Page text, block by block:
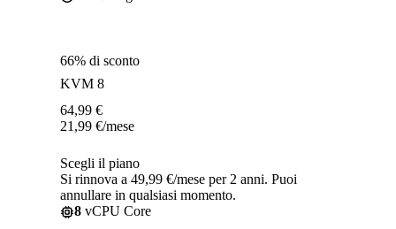
66% di sconto
KVM 8
64,99 €
21,99 €/mese
Scegli il piano
Si rinnova a 49,99 €/mese per 2 anni. Puoi
annullare in qualsiasi momento.
8 vCPU Core